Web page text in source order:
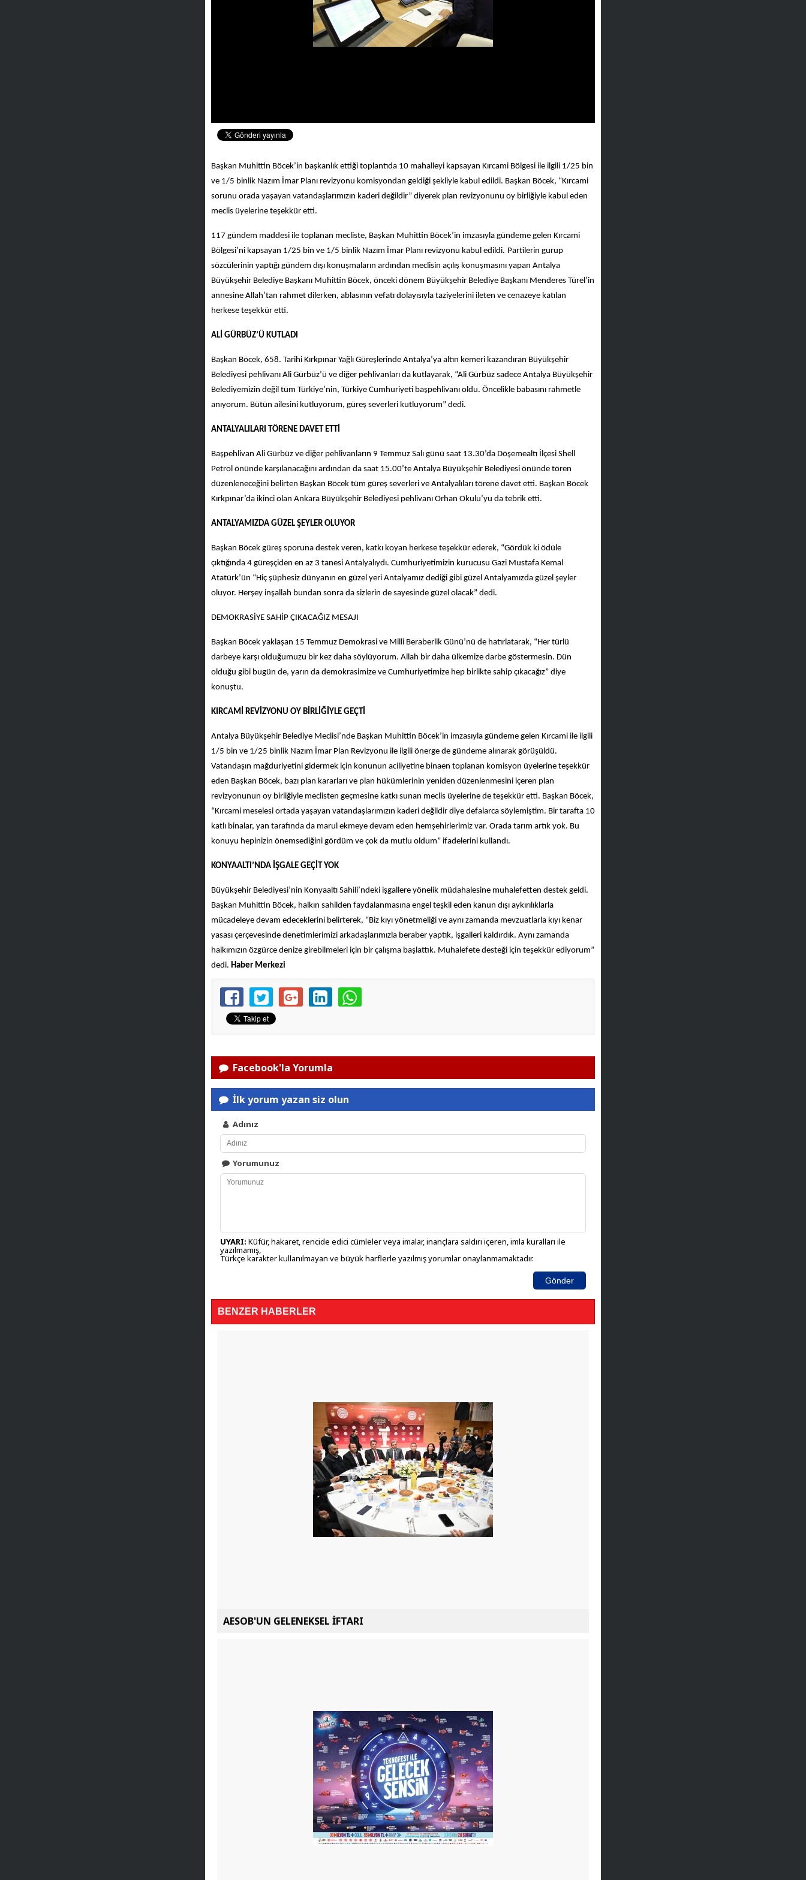
Başkan Muhittin Böcek’in başkanlık ettiği toplantıda 10 mahalleyi kapsayan Kırcami Bölgesi ile ilgili 1/25 bin
ve 1/5 binlik Nazım İmar Planı revizyonu komisyondan geldiği şekliyle kabul edildi. Başkan Böcek, “Kırcami
sorunu orada yaşayan vatandaşlarımızın kaderi değildir” diyerek plan revizyonunu oy birliğiyle kabul eden
meclis üyelerine teşekkür etti.
117 gündem maddesi ile toplanan mecliste, Başkan Muhittin Böcek’in imzasıyla gündeme gelen Kırcami
Bölgesi’ni kapsayan 1/25 bin ve 1/5 binlik Nazım İmar Planı revizyonu kabul edildi. Partilerin gurup
sözcülerinin yaptığı gündem dışı konuşmaların ardından meclisin açılış konuşmasını yapan Antalya
Büyükşehir Belediye Başkanı Muhittin Böcek, önceki dönem Büyükşehir Belediye Başkanı Menderes Türel’in
annesine Allah’tan rahmet dilerken, ablasının vefatı dolayısıyla taziyelerini ileten ve cenazeye katılan
herkese teşekkür etti.
ALİ GÜRBÜZ’Ü KUTLADI
Başkan Böcek, 658. Tarihi Kırkpınar Yağlı Güreşlerinde Antalya’ya altın kemeri kazandıran Büyükşehir
Belediyesi pehlivanı Ali Gürbüz’ü ve diğer pehlivanları da kutlayarak, “Ali Gürbüz sadece Antalya Büyükşehir
Belediyemizin değil tüm Türkiye’nin, Türkiye Cumhuriyeti başpehlivanı oldu. Öncelikle babasını rahmetle
anıyorum. Bütün ailesini kutluyorum, güreş severleri kutluyorum” dedi.
ANTALYALILARI TÖRENE DAVET ETTİ
Başpehlivan Ali Gürbüz ve diğer pehlivanların 9 Temmuz Salı günü saat 13.30’da Döşemealtı İlçesi Shell
Petrol önünde karşılanacağını ardından da saat 15.00’te Antalya Büyükşehir Belediyesi önünde tören
düzenleneceğini belirten Başkan Böcek tüm güreş severleri ve Antalyalıları törene davet etti. Başkan Böcek
Kırkpınar’da ikinci olan Ankara Büyükşehir Belediyesi pehlivanı Orhan Okulu’yu da tebrik etti.
ANTALYAMIZDA GÜZEL ŞEYLER OLUYOR
Başkan Böcek güreş sporuna destek veren, katkı koyan herkese teşekkür ederek, “Gördük ki ödüle
çıktığında 4 güreşçiden en az 3 tanesi Antalyalıydı. Cumhuriyetimizin kurucusu Gazi Mustafa Kemal
Atatürk’ün “Hiç şüphesiz dünyanın en güzel yeri Antalyamız dediği gibi güzel Antalyamızda güzel şeyler
oluyor. Herşey inşallah bundan sonra da sizlerin de sayesinde güzel olacak” dedi.
DEMOKRASİYE SAHİP ÇIKACAĞIZ MESAJI
Başkan Böcek yaklaşan 15 Temmuz Demokrasi ve Milli Beraberlik Günü’nü de hatırlatarak, “Her türlü
darbeye karşı olduğumuzu bir kez daha söylüyorum. Allah bir daha ülkemize darbe göstermesin. Dün
olduğu gibi bugün de, yarın da demokrasimize ve Cumhuriyetimize hep birlikte sahip çıkacağız” diye
konuştu.
KIRCAMİ REVİZYONU OY BİRLİĞİYLE GEÇTİ
Antalya Büyükşehir Belediye Meclisi’nde Başkan Muhittin Böcek’in imzasıyla gündeme gelen Kırcami ile ilgili
1/5 bin ve 1/25 binlik Nazım İmar Plan Revizyonu ile ilgili önerge de gündeme alınarak görüşüldü.
Vatandaşın mağduriyetini gidermek için konunun aciliyetine binaen toplanan komisyon üyelerine teşekkür
eden Başkan Böcek, bazı plan kararları ve plan hükümlerinin yeniden düzenlenmesini içeren plan
revizyonunun oy birliğiyle meclisten geçmesine katkı sunan meclis üyelerine de teşekkür etti. Başkan Böcek,
“Kırcami meselesi ortada yaşayan vatandaşlarımızın kaderi değildir diye defalarca söylemiştim. Bir tarafta 10
katlı binalar, yan tarafında da marul ekmeye devam eden hemşehirlerimiz var. Orada tarım artık yok. Bu
konuyu hepinizin önemsediğini gördüm ve çok da mutlu oldum” ifadelerini kullandı.
KONYAALTI’NDA İŞGALE GEÇİT YOK
Büyükşehir Belediyesi’nin Konyaaltı Sahili’ndeki işgallere yönelik müdahalesine muhalefetten destek geldi.
Başkan Muhittin Böcek, halkın sahilden faydalanmasına engel teşkil eden kanun dışı aykırılıklarla
mücadeleye devam edeceklerini belirterek, “Biz kıyı yönetmeliği ve aynı zamanda mevzuatlarla kıyı kenar
yasası çerçevesinde denetimlerimizi arkadaşlarımızla beraber yaptık, işgalleri kaldırdık. Aynı zamanda
halkımızın özgürce denize girebilmeleri için bir çalışma başlattık. Muhalefete desteği için teşekkür ediyorum”
dedi. Haber Merkezi
Facebook'la Yorumla
İlk yorum yazan siz olun
Adınız
Yorumunuz
UYARI: Küfür, hakaret, rencide edici cümleler veya imalar, inançlara saldırı içeren, imla kuralları ile
yazılmamış,
Türkçe karakter kullanılmayan ve büyük harflerle yazılmış yorumlar onaylanmamaktadır.
Gönder
BENZER HABERLER
AESOB'UN GELENEKSEL İFTARI